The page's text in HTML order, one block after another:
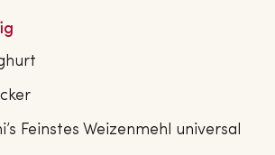
Feinstes Weizenmehl universal